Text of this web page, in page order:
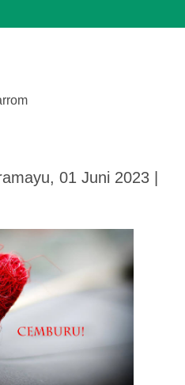
01 Juni 2023 |